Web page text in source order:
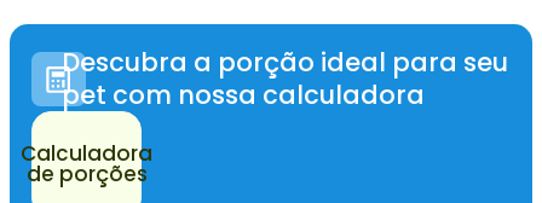
Descubra a porção ideal para seu
pet com nossa calculadora
Calculadora
de porções